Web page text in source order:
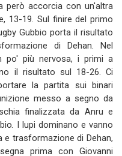
però accorcia con un'altra
13-19. Sul finire del primo
Gubbio porta il risultato
di Dehan. Nel
più nervosa, i primi a
il risultato sul 18-26. Ci
la partita sui binari
messo a segno da
finalizzata da Anru e
I lupi dominano e vanno
e trasformazione di Dehan,
prima con Giovanni